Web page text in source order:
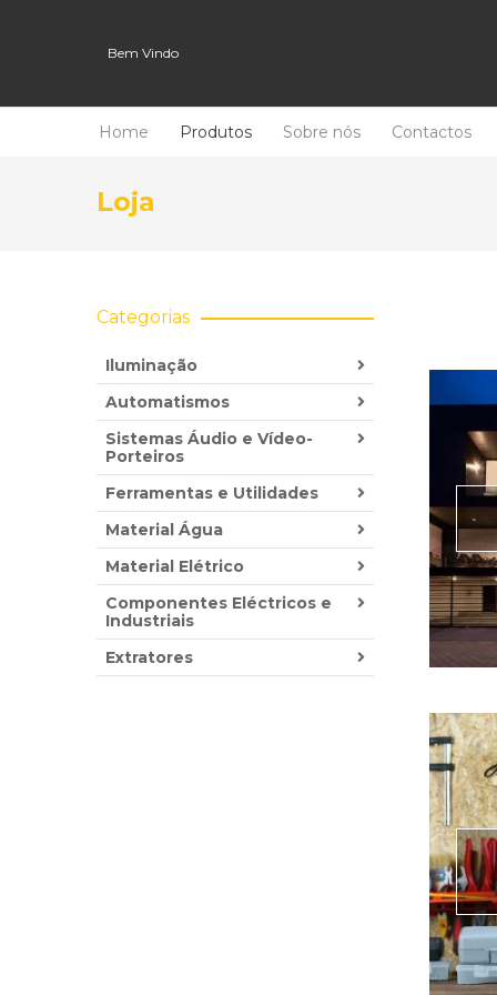
Bem Vindo
Home Produtos Sobre nós Contactos
Loja
Categorias
Iluminação
Automatismos
Sistemas Áudio e Vídeo-
Porteiros
Ferramentas e Utilidades
Material Água
Material Elétrico
Componentes Eléctricos e
Industriais
Extratores